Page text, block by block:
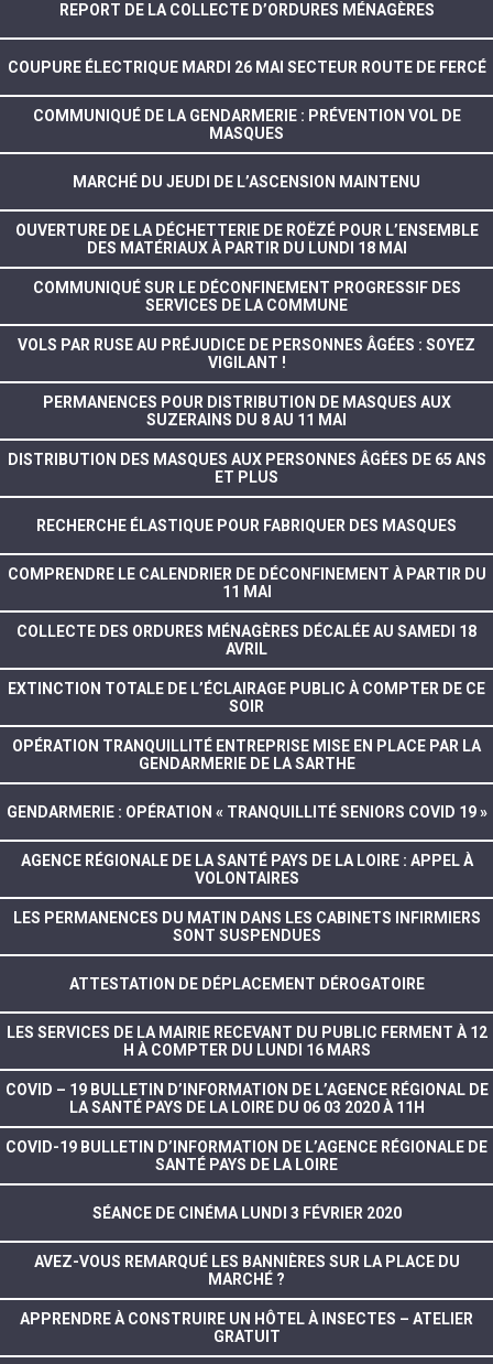
REPORT DE LA COLLECTE D’ORDURES MÉNAGÈRES
COUPURE ÉLECTRIQUE MARDI 26 MAI SECTEUR ROUTE DE FERCÉ
COMMUNIQUÉ DE LA GENDARMERIE : PRÉVENTION VOL DE
MASQUES
MARCHÉ DU JEUDI DE L’ASCENSION MAINTENU
OUVERTURE DE LA DÉCHETTERIE DE ROËZÉ POUR L’ENSEMBLE
DES MATÉRIAUX À PARTIR DU LUNDI 18 MAI
COMMUNIQUÉ SUR LE DÉCONFINEMENT PROGRESSIF DES
SERVICES DE LA COMMUNE
VOLS PAR RUSE AU PRÉJUDICE DE PERSONNES ÂGÉES : SOYEZ
VIGILANT !
PERMANENCES POUR DISTRIBUTION DE MASQUES AUX
SUZERAINS DU 8 AU 11 MAI
DISTRIBUTION DES MASQUES AUX PERSONNES ÂGÉES DE 65 ANS
ET PLUS
RECHERCHE ÉLASTIQUE POUR FABRIQUER DES MASQUES
COMPRENDRE LE CALENDRIER DE DÉCONFINEMENT À PARTIR DU
11 MAI
COLLECTE DES ORDURES MÉNAGÈRES DÉCALÉE AU SAMEDI 18
AVRIL
EXTINCTION TOTALE DE L’ÉCLAIRAGE PUBLIC À COMPTER DE CE
SOIR
OPÉRATION TRANQUILLITÉ ENTREPRISE MISE EN PLACE PAR LA
GENDARMERIE DE LA SARTHE
GENDARMERIE : OPÉRATION « TRANQUILLITÉ SENIORS COVID 19 »
AGENCE RÉGIONALE DE LA SANTÉ PAYS DE LA LOIRE : APPEL À
VOLONTAIRES
LES PERMANENCES DU MATIN DANS LES CABINETS INFIRMIERS
SONT SUSPENDUES
ATTESTATION DE DÉPLACEMENT DÉROGATOIRE
LES SERVICES DE LA MAIRIE RECEVANT DU PUBLIC FERMENT À 12
H À COMPTER DU LUNDI 16 MARS
COVID – 19 BULLETIN D’INFORMATION DE L’AGENCE RÉGIONAL DE
LA SANTÉ PAYS DE LA LOIRE DU 06 03 2020 À 11H
COVID-19 BULLETIN D’INFORMATION DE L’AGENCE RÉGIONALE DE
SANTÉ PAYS DE LA LOIRE
SÉANCE DE CINÉMA LUNDI 3 FÉVRIER 2020
AVEZ-VOUS REMARQUÉ LES BANNIÈRES SUR LA PLACE DU
MARCHÉ ?
APPRENDRE À CONSTRUIRE UN HÔTEL À INSECTES – ATELIER
GRATUIT